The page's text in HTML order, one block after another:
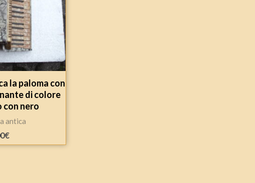
la paloma con
di colore
con nero
antica
€